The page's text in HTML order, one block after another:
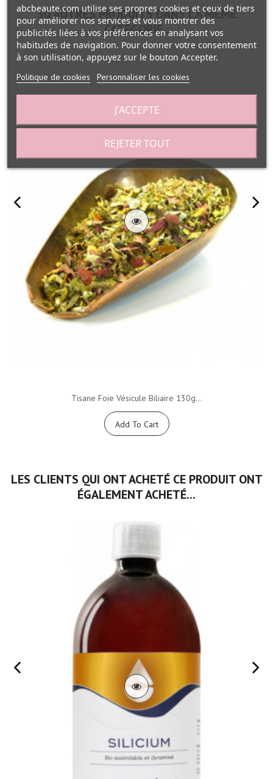
30 AUTRES PRODUITS DANS LA MÊME
CATÉGORIE :
Tisane Foie Vésicule Biliaire 130g...
Add To Cart
LES CLIENTS QUI ONT ACHETÉ CE PRODUIT ONT
ÉGALEMENT ACHETÉ...
abcbeaute.com utilise ses propres cookies et ceux de tiers
pour améliorer nos services et vous montrer des
publicités liées à vos préférences en analysant vos
habitudes de navigation. Pour donner votre consentement
à son utilisation, appuyez sur le bouton Accepter.
Politique de cookies Personnaliser les cookies
REJETER TOUT
J'ACCEPTE